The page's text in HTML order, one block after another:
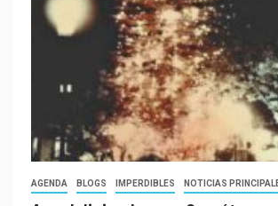
AGENDA BLOGS IMPERDIBLES NOTICIAS